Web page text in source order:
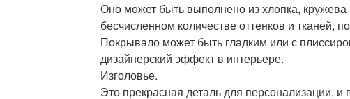
Оно может быть выполнено из хлопка,
бесчисленном количестве оттенков и тканей,
Покрывало может быть гладким или с
дизайнерский эффект в интерьере.
Изголовье.
Это прекрасная деталь для персонализации,